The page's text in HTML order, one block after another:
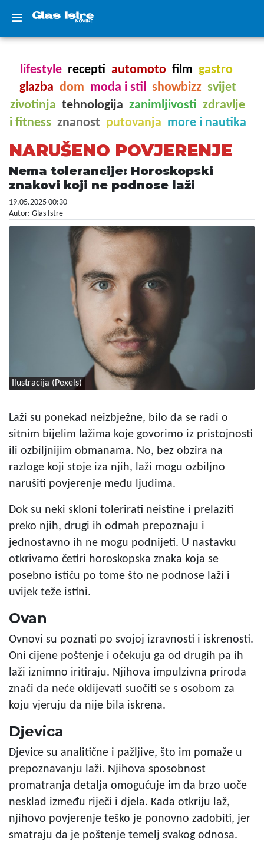
lifestyle recepti automoto film gastro
glazba dom moda i stil showbizz svijet
zivotinja tehnologija zanimljivosti zdravlje
i fitness znanost putovanja more i nautika
NARUŠENO POVJERENJE
Nema tolerancije: Horoskopski
znakovi koji ne podnose laži
19.05.2025 00:30
Autor: Glas Istre
Ilustracija (Pexels)
Laži su ponekad neizbježne, bilo da se radi o
sitnim bijelim lažima koje govorimo iz pristojnosti
ili ozbiljnijim obmanama. No, bez obzira na
razloge koji stoje iza njih, laži mogu ozbiljno
narušiti povjerenje među ljudima.
Dok su neki skloni tolerirati neistine i prelaziti
preko njih, drugi ih odmah prepoznaju i
jednostavno ih ne mogu podnijeti. U nastavku
otkrivamo četiri horoskopska znaka koja se
posebno ističu po tome što ne podnose laži i
uvijek teže istini.
Ovan
Ovnovi su poznati po svojoj izravnosti i iskrenosti.
Oni cijene poštenje i očekuju ga od drugih pa ih
laži iznimno iritiraju. Njihova impulzivna priroda
znači da neće oklijevati suočiti se s osobom za
koju vjeruju da nije bila iskrena.
Djevica
Djevice su analitične i pažljive, što im pomaže u
prepoznavanju laži. Njihova sposobnost
promatranja detalja omogućuje im da brzo uoče
nesklad između riječi i djela. Kada otkriju laž,
njihovo povjerenje teško je ponovno zadobiti, jer
smatraju da je poštenje temelj svakog odnosa.